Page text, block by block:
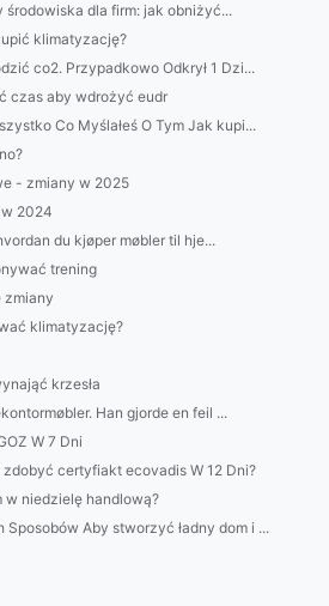
środowiska dla firm: jak obniżyć...
klimatyzację?
co2. Przypadkowo Odkrył 1 Dzi...
czas aby wdrożyć eudr
Co Myślałeś O Tym Jak kupi...
- zmiany w 2025
2024
du kjøper møbler til hje...
trening
zmiany
klimatyzację?
krzesła
Han gjorde en feil ...
W 7 Dni
zdobyć certyfiakt ecovadis W 12 Dni?
niedzielę handlową?
Aby stworzyć ładny dom i ...